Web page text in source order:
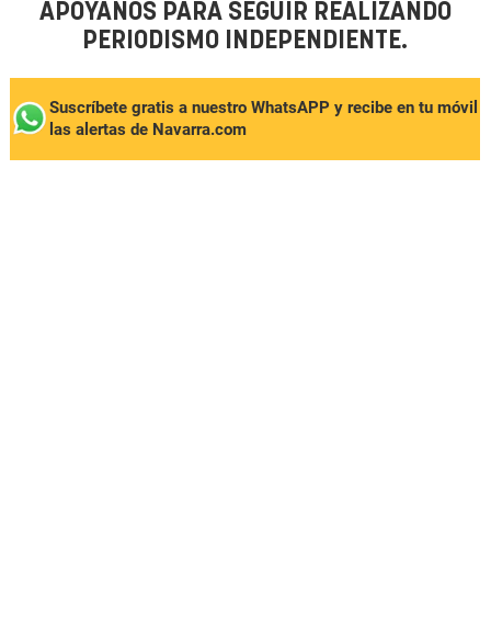
APÓYANOS PARA SEGUIR REALIZANDO
PERIODISMO INDEPENDIENTE.
Suscríbete gratis a nuestro WhatsAPP y recibe en tu móvil
las alertas de Navarra.com